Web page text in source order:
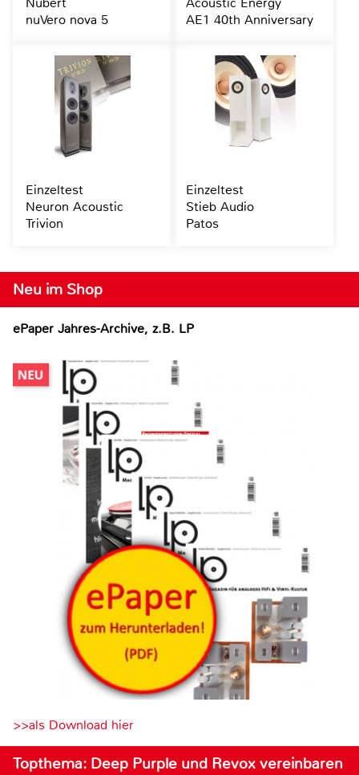
Neu im Shop
ePaper Jahres-Archive, z.B. LP
>>als Download hier
Topthema: Deep Purple und Revox vereinbaren
nuVero nova 5
AE1 40th Anniversary
Einzeltest
Neuron Acoustic
Trivion
Einzeltest
Stieb Audio
Patos